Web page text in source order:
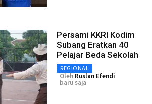
Persami KKRI Kodim
Subang Eratkan 40
Pelajar Beda Sekolah
REGIONAL
Oleh Ruslan Efendi
baru saja